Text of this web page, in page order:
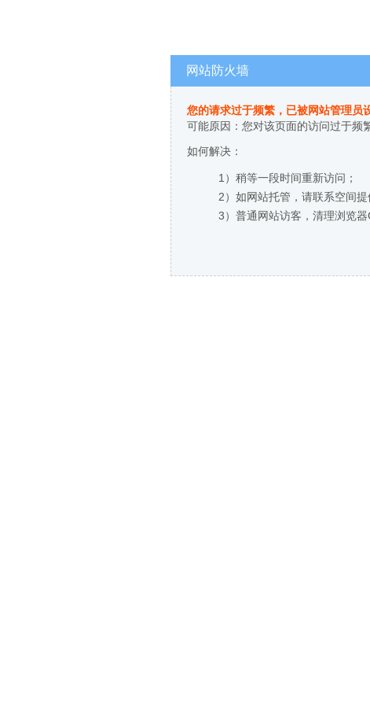
网站防火墙
您的请求过于频繁，已被网站管理员
可能原因：您对该页面的访问过于频
如何解决：
1）稍等一段时间重新访问；
2）如网站托管，请联系空间提
3）普通网站访客，清理浏览